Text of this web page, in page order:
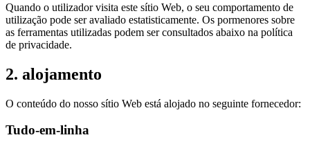
Quando o utilizador visita este sítio Web, o seu comportamento de
utilização pode ser avaliado estatisticamente. Os pormenores sobre
as ferramentas utilizadas podem ser consultados abaixo na política
de privacidade.
2. alojamento
O conteúdo do nosso sítio Web está alojado no seguinte fornecedor:
Tudo-em-linha